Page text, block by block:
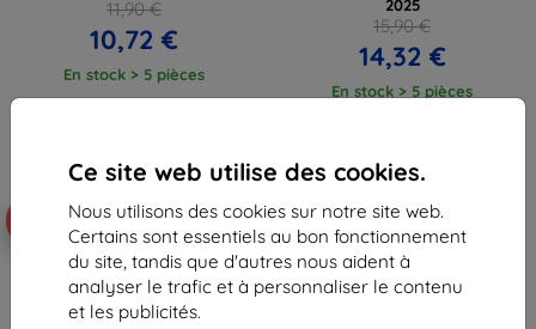
Ce site web utilise des cookies.
Nous utilisons des cookies sur notre site web.
Certains sont essentiels au bon fonctionnement
du site, tandis que d'autres nous aident à
analyser le trafic et à personnaliser le contenu
et les publicités.
11,90 €
10,72 €
En stock > 5 pièces
2025
15,90 €
14,32 €
En stock > 5 pièces